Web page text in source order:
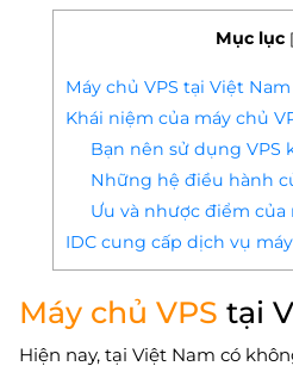
Mục lục [
Máy chủ VPS tại Việt Nam
Khái niệm của máy chủ
Bạn nên sử dụng VPS
Những hệ điều hành
Ưu và nhược điểm của
IDC cung cấp dịch vụ
Máy chủ VPStại
Hiện nay, tại Việt Nam có